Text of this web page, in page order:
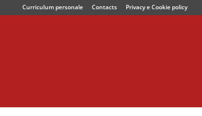
Curriculum personale Contacts Privacy e Cookie policy